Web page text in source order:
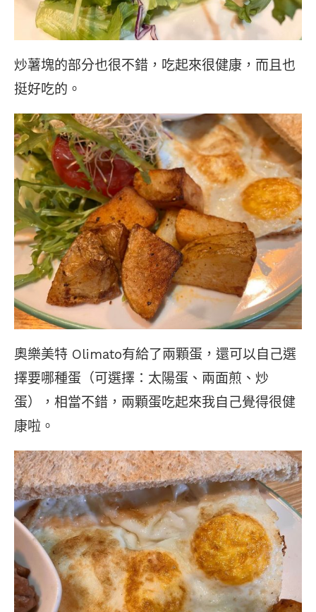
炒薯塊的部分也很不錯，吃起來很健康，而且也
挺好吃的。
奧樂美特 Olimato有給了兩顆蛋，還可以自己選
擇要哪種蛋（可選擇：太陽蛋、兩面煎、炒
蛋），相當不錯，兩顆蛋吃起來我自己覺得很健
康啦。